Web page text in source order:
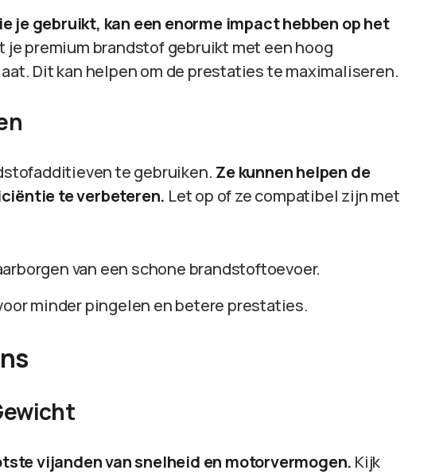
je gebruikt, kan een enorme impact hebben op het
je premium brandstof gebruikt met een hoog
Dit kan helpen om de prestaties te maximaliseren.
te gebruiken. Ze kunnen helpen de
te verbeteren. Let op of ze compatibel zijn met
van een schone brandstoftoevoer.
minder pingelen en betere prestaties.
vijanden van snelheid en motorvermogen. Kijk